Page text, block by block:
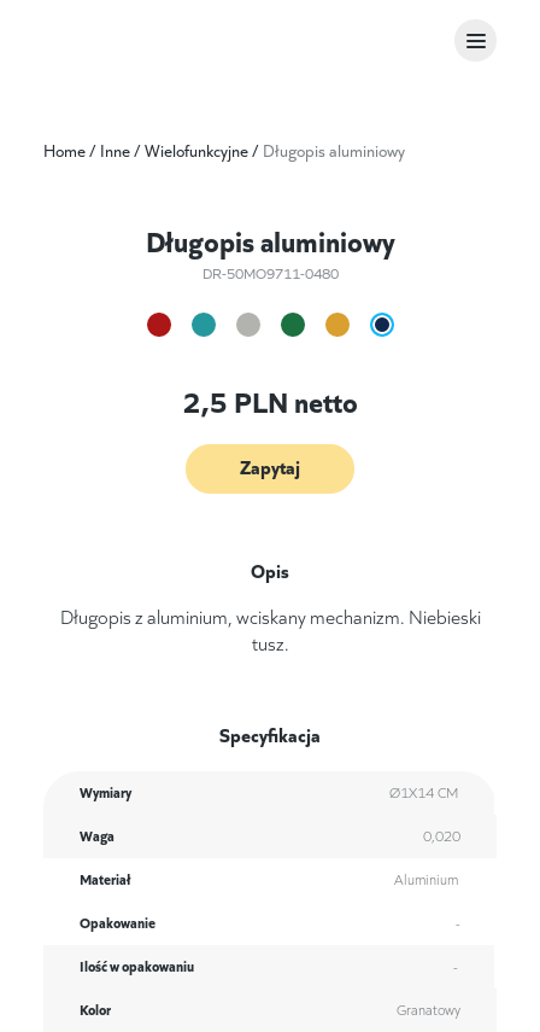
Home/ Inne/Wielofunkcyjne/ Długopis aluminiowy
Długopis aluminiowy
DR-50MO9711-0480
2,5 PLN netto
Zapytaj
Opis
Długopis z aluminium, wciskany mechanizm. Niebieski
tusz.
Specyfikacja
Wymiary Ø1X14 CM
Waga 0,020
Materiał Aluminium
Opakowanie -
Ilość w opakowaniu -
Kolor Granatowy